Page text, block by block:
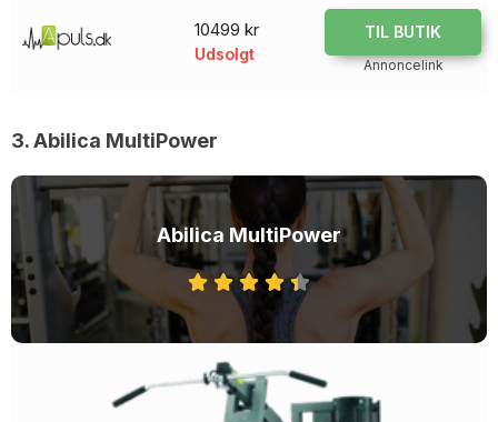
10499 kr
Udsolgt
TIL BUTIK
Annoncelink
3. Abilica MultiPower
Abilica MultiPower